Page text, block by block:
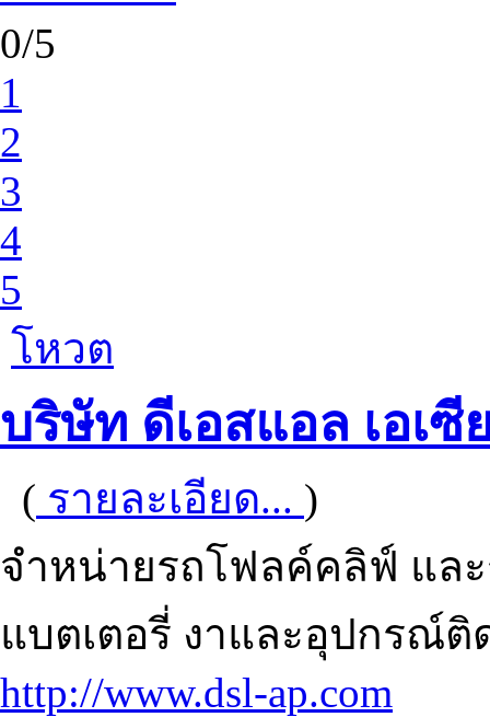
0/5
1
2
3
4
5
โหวต
บริษัท ดีเอสแอล เอเ
( รายละเอียด... )
จำหน่ายรถโฟลค์คลิฟ์ แล
แบตเตอรี่ งาและอุปกรณ์
http://www.dsl-ap.com